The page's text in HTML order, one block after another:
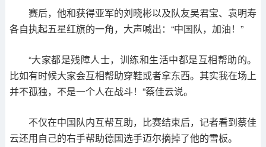
赛后，他和获得亚军的刘晓彬以及队友吴君宝、袁明寿
各自执起五星红旗的一角，大声喊出：“中国队，加油！”
“大家都是残障人士，训练和生活中都是互相帮助的。
比如有时候大家会互相帮助穿鞋或者拿东西。其实我在场上
并不孤独，不是一个人在战斗！”蔡佳云说。
不仅在中国队内互帮互助，比赛结束后，记者看到蔡佳
云还用自己的右手帮助德国选手迈尔摘掉了他的雪板。